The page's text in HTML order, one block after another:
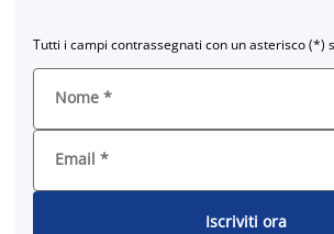
Tutti i campi contrassegnati con un asterisco (*)
Nome *
Email *
Iscriviti ora